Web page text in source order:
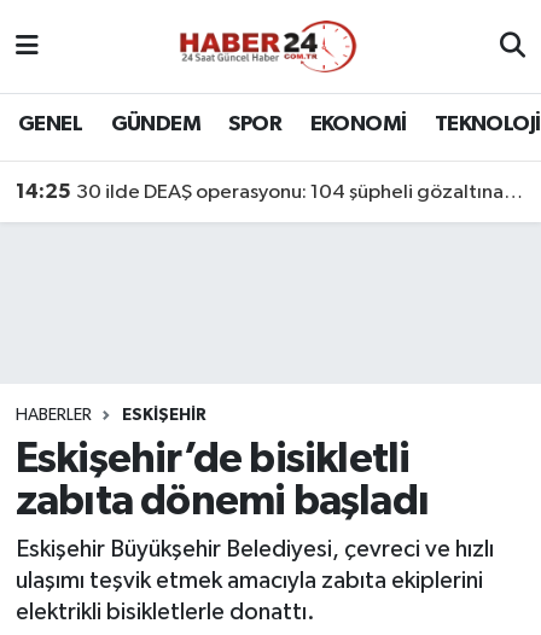
GENEL GÜNDEM SPOR EKONOMİ TEKNOLOJİ
14:25 30 ilde DEAŞ operasyonu: 104 şüpheli gözaltına alındı
HABERLER ESKİŞEHİR
Eskişehir’de bisikletli
zabıta dönemi başladı
Eskişehir Büyükşehir Belediyesi, çevreci ve hızlı
ulaşımı teşvik etmek amacıyla zabıta ekiplerini
elektrikli bisikletlerle donattı.
Nöbetçi Eczaneler
Son Dakika Haberleri